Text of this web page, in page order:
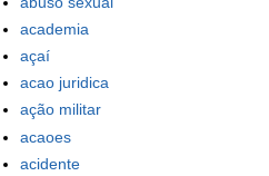
academia
açaí
acao juridica
ação militar
acaoes
acidente